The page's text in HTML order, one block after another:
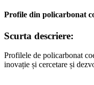
Profile din policarbonat
Scurta descriere:
Profilele de policarbonat
inovație și cercetare și